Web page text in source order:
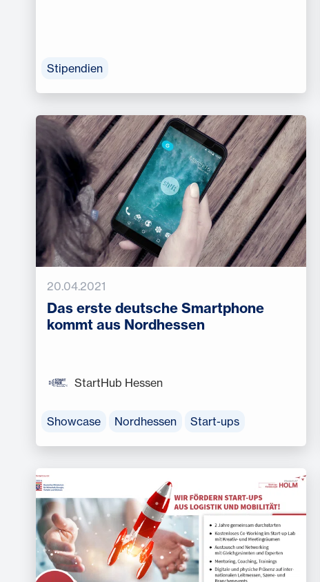
Stipendien
20.04.2021
Das erste deutsche Smartphone
kommt aus Nordhessen
StartHub Hessen
Showcase Nordhessen Start-ups